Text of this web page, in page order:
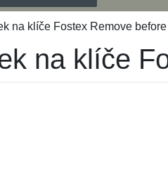
na klíče Fostex Remove
na klíče